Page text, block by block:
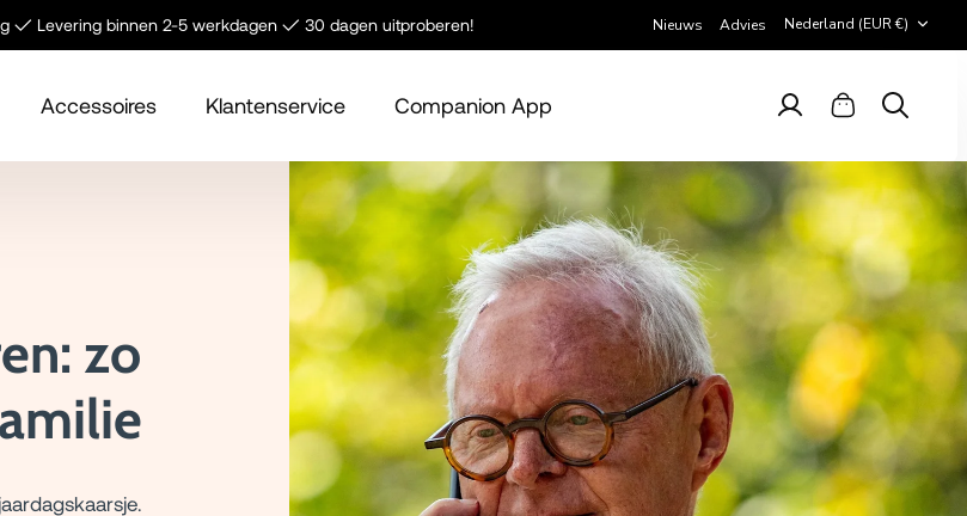
✓ Levering binnen 2-5 werkdagen ✓ 30 dagen uitproberen! Nieuws Advies Nederland (EUR €)
Accessoires Klantenservice Companion App AccountWinkelwagen
Zoeken
zo